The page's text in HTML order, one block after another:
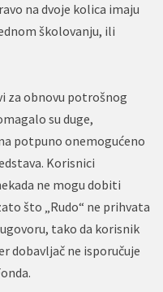
na dvoje kolica imaju
školovanju, ili
za obnovu potrošnog
su duge,
potpuno onemogućeno
Korisnici
ne mogu dobiti
što „Rudo“ ne prihvata
tako da korisnik
dobavljač ne isporučuje